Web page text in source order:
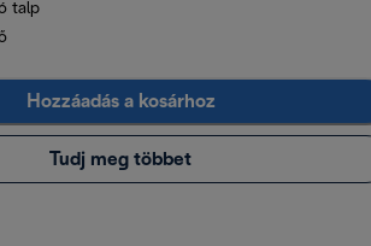
talp
Hozzáadás a kosárhoz
Tudj meg többet